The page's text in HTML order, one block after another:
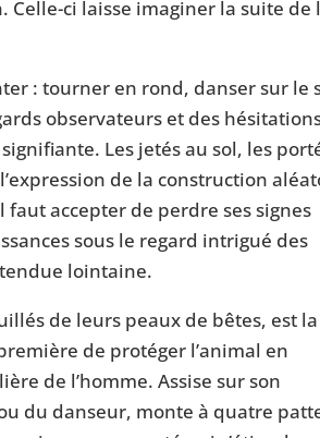
ci laisse imaginer la suite de
: tourner en rond, danser sur le
observateurs et des
Les jetés au sol, les
de la construction
accepter de perdre ses signes
sous le regard intrigué des
lointaine.
de leurs peaux de bêtes, est la
de protéger l’animal en
de l’homme. Assise sur son
du danseur, monte à quatre